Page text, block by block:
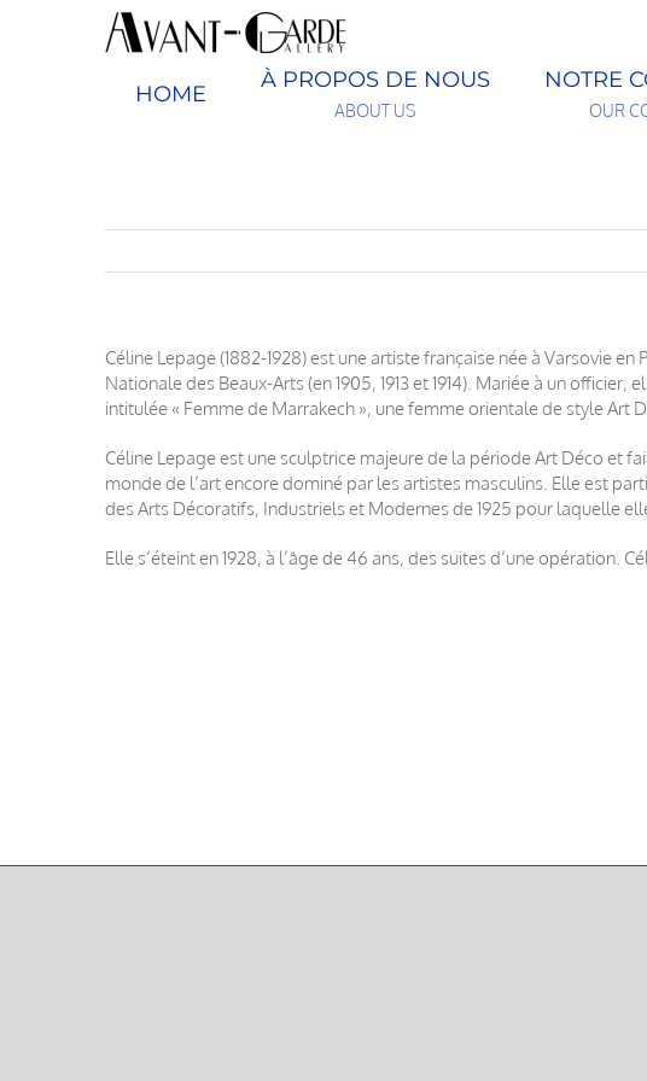
HOME
À PROPOS DE NOUS
ABOUT US
NOTRE
OUR
Céline Lepage (1882-1928) est une artiste française née à Varsovie
Nationale des Beaux-Arts (en 1905, 1913 et 1914). Mariée à un
intitulée « Femme de Marrakech », une femme orientale de style Art
Céline Lepage est une sculptrice majeure de la période Art Déco et
monde de l’art encore dominé par les artistes masculins. Elle est
des Arts Décoratifs, Industriels et Modernes de 1925 pour laquelle
Elle s’éteint en 1928, à l’âge de 46 ans, des suites d’une